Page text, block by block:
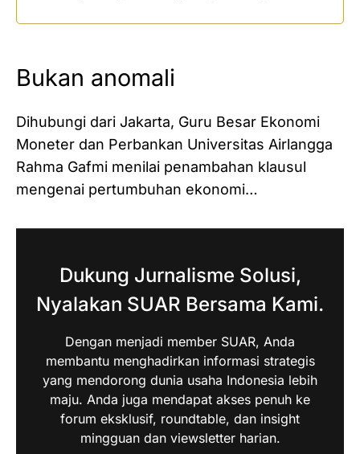
Bukan anomali
Dihubungi dari Jakarta, Guru Besar Ekonomi
Moneter dan Perbankan Universitas Airlangga
Rahma Gafmi menilai penambahan klausul
mengenai pertumbuhan ekonomi…
Dukung Jurnalisme Solusi,
Nyalakan SUAR Bersama Kami.
Dengan menjadi member SUAR, Anda
membantu menghadirkan informasi strategis
yang mendorong dunia usaha Indonesia lebih
maju. Anda juga mendapat akses penuh ke
forum eksklusif, roundtable, dan insight
mingguan dan viewsletter harian.